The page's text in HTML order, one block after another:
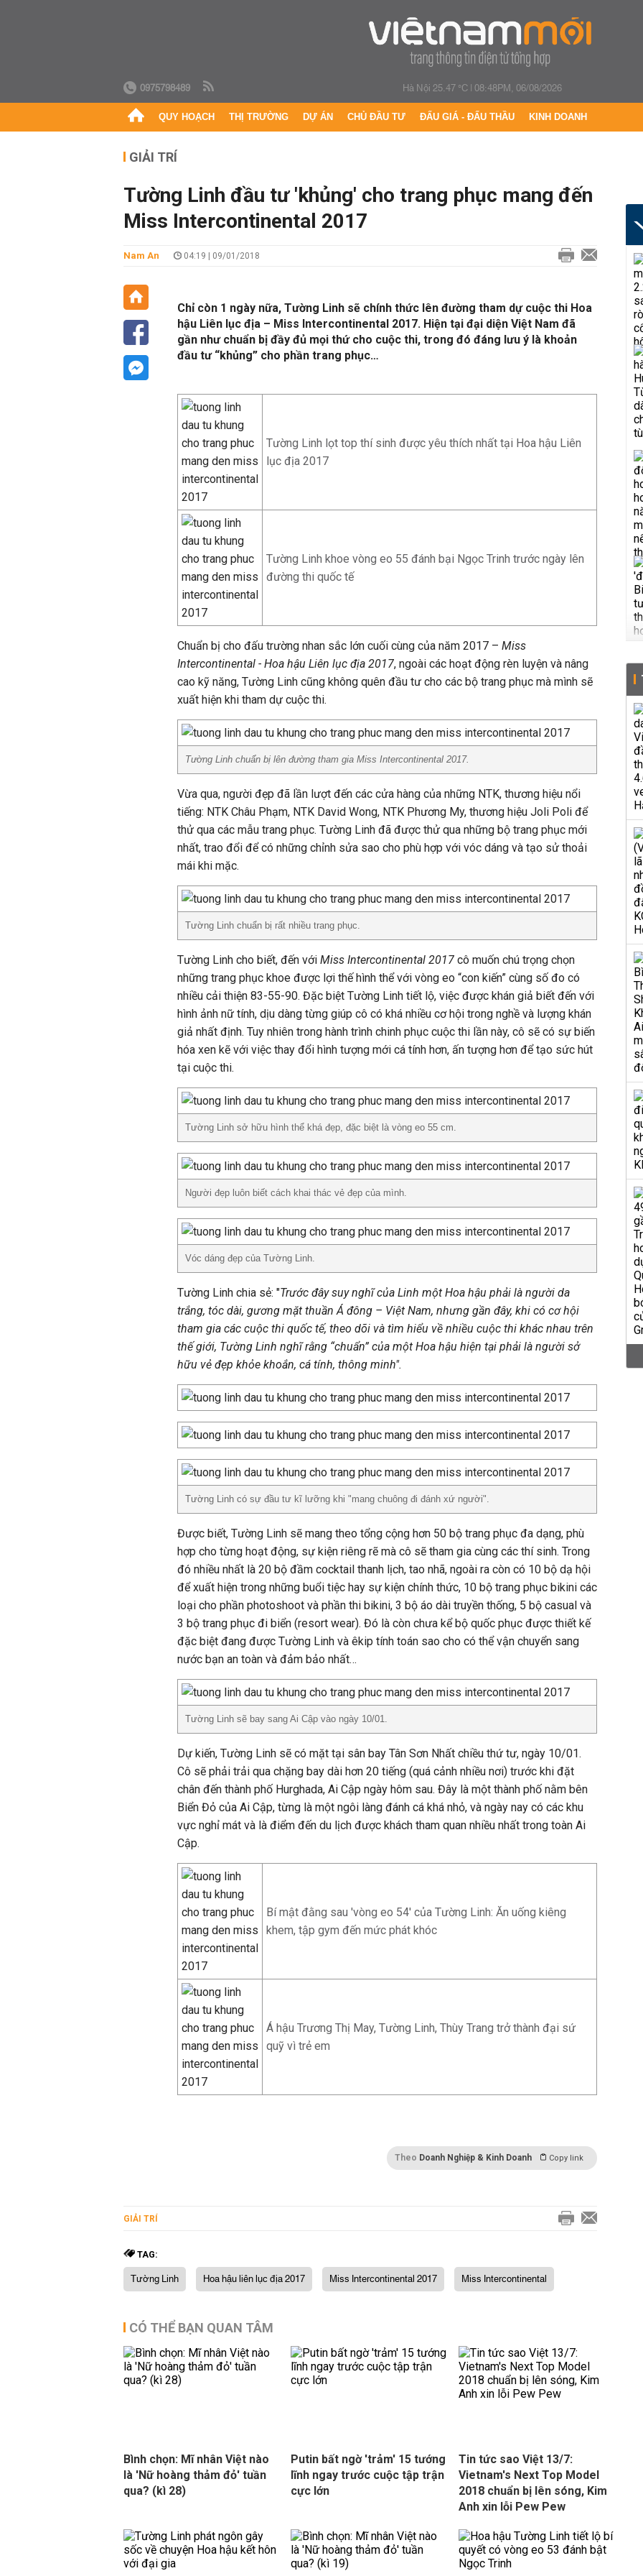
0975798489 Hà Nội 25.47 °C|08:48PM, 06/08/2026
QUY HOẠCH THỊ TRƯỜNG DỰ ÁN CHỦ ĐẦU TƯ ĐẤU GIÁ - ĐẤU THẦU KINH DOANH
GIẢI TRÍ
Tường Linh đầu tư 'khủng' cho trang phục mang đến
Miss Intercontinental 2017
Nam An 04:19 | 09/01/2018
Chỉ còn 1 ngày nữa, Tường Linh sẽ chính thức lên đường tham dự cuộc thi Hoa
hậu Liên lục địa – Miss Intercontinental 2017. Hiện tại đại diện Việt Nam đã
gần như chuẩn bị đầy đủ mọi thứ cho cuộc thi, trong đó đáng lưu ý là khoản
đầu tư “khủng” cho phần trang phục…
Tường Linh lọt top thí sinh được yêu thích nhất tại Hoa hậu Liên
lục địa 2017
Tường Linh khoe vòng eo 55 đánh bại Ngọc Trinh trước ngày lên
đường thi quốc tế
Chuẩn bị cho đấu trường nhan sắc lớn cuối cùng của năm 2017 – Miss
Intercontinental - Hoa hậu Liên lục địa 2017, ngoài các hoạt động rèn luyện và nâng
cao kỹ năng, Tường Linh cũng không quên đầu tư cho các bộ trang phục mà mình sẽ
xuất hiện khi tham dự cuộc thi.
Tường Linh chuẩn bị lên đường tham gia Miss Intercontinental 2017.
Vừa qua, người đẹp đã lần lượt đến các cửa hàng của những NTK, thương hiệu nổi
tiếng: NTK Châu Phạm, NTK David Wong, NTK Phương My, thương hiệu Joli Poli để
thử qua các mẫu trang phục. Tường Linh đã được thử qua những bộ trang phục mới
nhất, trao đổi để có những chỉnh sửa sao cho phù hợp với vóc dáng và tạo sử thoải
mái khi mặc.
Tường Linh chuẩn bị rất nhiều trang phục.
Tường Linh cho biết, đến với Miss Intercontinental 2017 cô muốn chú trọng chọn
những trang phục khoe được lợi thế hình thể với vòng eo “con kiến” cùng số đo có
nhiều cải thiện 83-55-90. Đặc biệt Tường Linh tiết lộ, việc được khán giả biết đến với
hình ảnh nữ tính, dịu dàng từng giúp cô có khá nhiều cơ hội trong nghề và lượng khán
giả nhất định. Tuy nhiên trong hành trình chinh phục cuộc thi lần này, cô sẽ có sự biến
hóa xen kẽ với việc thay đổi hình tượng mới cá tính hơn, ấn tượng hơn để tạo sức hút
tại cuộc thi.
Tường Linh sở hữu hình thể khá đẹp, đặc biệt là vòng eo 55 cm.
Người đẹp luôn biết cách khai thác vẻ đẹp của mình.
Vóc dáng đẹp của Tường Linh.
Tường Linh chia sẻ: "Trước đây suy nghĩ của Linh một Hoa hậu phải là người da
trắng, tóc dài, gương mặt thuần Á đông – Việt Nam, nhưng gần đây, khi có cơ hội
tham gia các cuộc thi quốc tế, theo dõi và tìm hiểu về nhiều cuộc thi khác nhau trên
thế giới, Tường Linh nghĩ rằng “chuẩn” của một Hoa hậu hiện tại phải là người sở
hữu vẻ đẹp khỏe khoắn, cá tính, thông minh".
Tường Linh có sự đầu tư kĩ lưỡng khi "mang chuông đi đánh xứ người".
Được biết, Tường Linh sẽ mang theo tổng cộng hơn 50 bộ trang phục đa dạng, phù
hợp cho từng hoạt động, sự kiện riêng rẽ mà cô sẽ tham gia cùng các thí sinh. Trong
đó nhiều nhất là 20 bộ đầm cocktail thanh lịch, tao nhã, ngoài ra còn có 10 bộ dạ hội
để xuất hiện trong những buổi tiệc hay sự kiện chính thức, 10 bộ trang phục bikini các
loại cho phần photoshoot và phần thi bikini, 3 bộ áo dài truyền thống, 5 bộ casual và
3 bộ trang phục đi biển (resort wear). Đó là còn chưa kể bộ quốc phục được thiết kế
đặc biệt đang được Tường Linh và êkip tính toán sao cho có thể vận chuyển sang
nước bạn an toàn và đảm bảo nhất…
Tường Linh sẽ bay sang Ai Cập vào ngày 10/01.
Dự kiến, Tường Linh sẽ có mặt tại sân bay Tân Sơn Nhất chiều thứ tư, ngày 10/01.
Cô sẽ phải trải qua chặng bay dài hơn 20 tiếng (quá cảnh nhiều nơi) trước khi đặt
chân đến thành phố Hurghada, Ai Cập ngày hôm sau. Đây là một thành phố nằm bên
Biển Đỏ của Ai Cập, từng là một ngôi làng đánh cá khá nhỏ, và ngày nay có các khu
vực nghỉ mát và là điểm đến du lịch được khách tham quan nhiều nhất trong toàn Ai
Cập.
Bí mật đằng sau 'vòng eo 54' của Tường Linh: Ăn uống kiêng
khem, tập gym đến mức phát khóc
Á hậu Trương Thị May, Tường Linh, Thùy Trang trở thành đại sứ
quỹ vì trẻ em
Theo Doanh Nghiệp & Kinh Doanh Copy link
GIẢI TRÍ
TAG:
Tường Linh Hoa hậu liên lục địa 2017 Miss Intercontinental 2017 Miss Intercontinental
CÓ THỂ BẠN QUAN TÂM
Bình chọn: Mĩ nhân Việt nào
là 'Nữ hoàng thảm đỏ' tuần
qua? (kì 28)
Putin bất ngờ 'trảm' 15 tướng
lĩnh ngay trước cuộc tập trận
cực lớn
Tin tức sao Việt 13/7:
Vietnam's Next Top Model
2018 chuẩn bị lên sóng, Kim
Anh xin lỗi Pew Pew